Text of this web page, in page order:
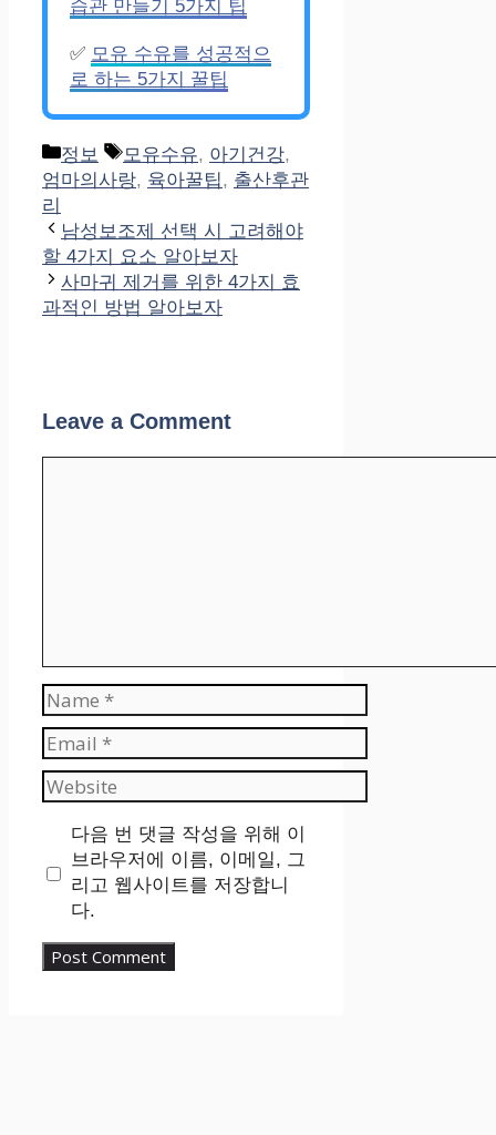
습관 만들기 5가지 팁
✅ 모유 수유를 성공적으
로 하는 5가지 꿀팁
Categories
정보 Tags
모유수유, 아기건강,
엄마의사랑, 육아꿀팁, 출산후관
리
남성보조제 선택 시 고려해야
할 4가지 요소 알아보자
사마귀 제거를 위한 4가지 효
과적인 방법 알아보자
Leave a Comment
Name
Email
Website
다음 번 댓글 작성을 위해 이
브라우저에 이름, 이메일, 그
리고 웹사이트를 저장합니
다.